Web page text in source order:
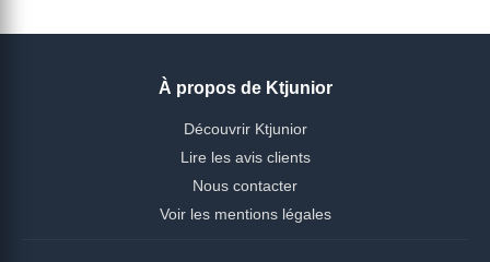
À propos de Ktjunior
Découvrir Ktjunior
Lire les avis clients
Nous contacter
Voir les mentions légales